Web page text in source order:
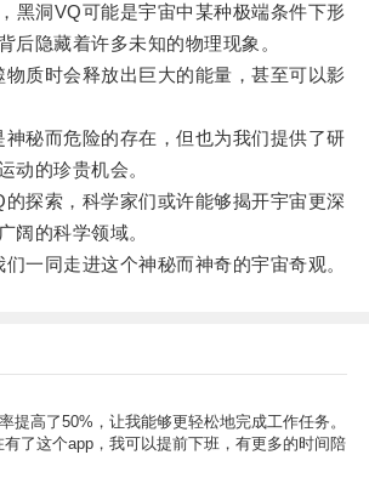
洞VQ可能是宇宙中某种极端条件下形
后隐藏着许多未知的物理现象。
时会释放出巨大的能量，甚至可以影
而危险的存在，但也为我们提供了研
动的珍贵机会。
索，科学家们或许能够揭开宇宙更深
阔的科学领域。
同走进这个神秘而神奇的宇宙奇观。
提高了50%，让我能够更轻松地完成工作任务。
了这个app，我可以提前下班，有更多的时间陪